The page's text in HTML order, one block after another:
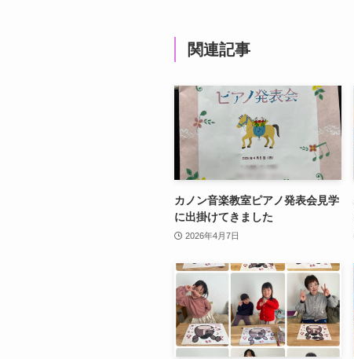
関連記事
カノン音楽教室ピアノ発表会見学
に出掛けてきました
2026年4月7日